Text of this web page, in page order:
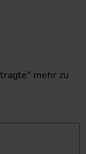
mehr zu